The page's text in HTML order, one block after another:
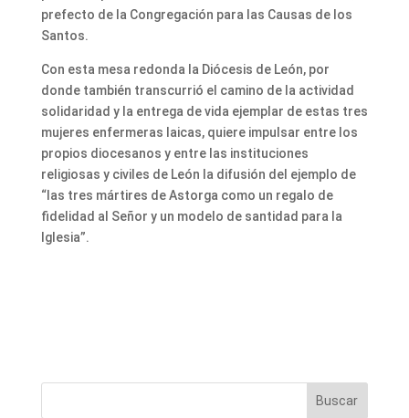
prefecto de la Congregación para las Causas de los
Santos.
Con esta mesa redonda la Diócesis de León, por
donde también transcurrió el camino de la actividad
solidaridad y la entrega de vida ejemplar de estas tres
mujeres enfermeras laicas, quiere impulsar entre los
propios diocesanos y entre las instituciones
religiosas y civiles de León la difusión del ejemplo de
“las tres mártires de Astorga como un regalo de
fidelidad al Señor y un modelo de santidad para la
Iglesia”.